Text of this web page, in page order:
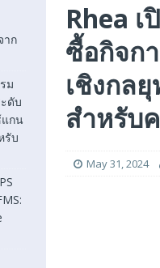
ประกาศเปิดตัว Cortex แพลต
ระดมทุนรอบ Series B ได้ 35 ล้
Rhea
ซื้อกิจก
เชิงกล
สำหรับ
May 31, 2024
าก
ม
ดับ
แกน
รับ